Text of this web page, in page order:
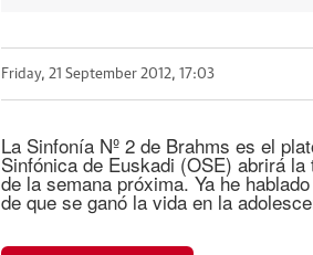
Friday, 21 September 2012, 17:03
La Sinfonía Nº 2 de Brahms es el
Sinfónica de Euskadi (OSE) abrirá
de la semana próxima. Ya he
de que se ganó la vida en la